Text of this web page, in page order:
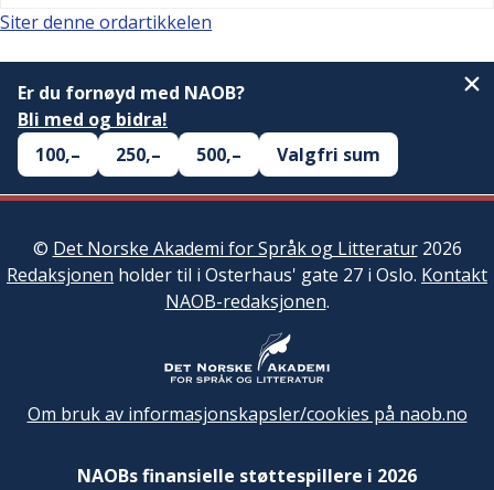
Siter denne ordartikkelen
Er du fornøyd med NAOB?
Bli med og bidra!
100,–
250,– 500,– Valgfri sum
© Det Norske Akademi for Språk og Litteratur2026
Redaksjonen holder til i Osterhaus' gate 27 i Oslo. Kontakt
NAOB-redaksjonen.
Om bruk av informasjonskapsler/cookies på naob.no
NAOBs finansielle støttespillere i 2026